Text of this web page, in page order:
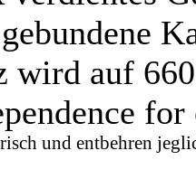
wird auf
for
und entbehren